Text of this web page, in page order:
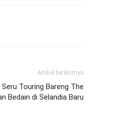
Artikel berikutnya
Touring Bareng The
Bedain di Selandia Baru